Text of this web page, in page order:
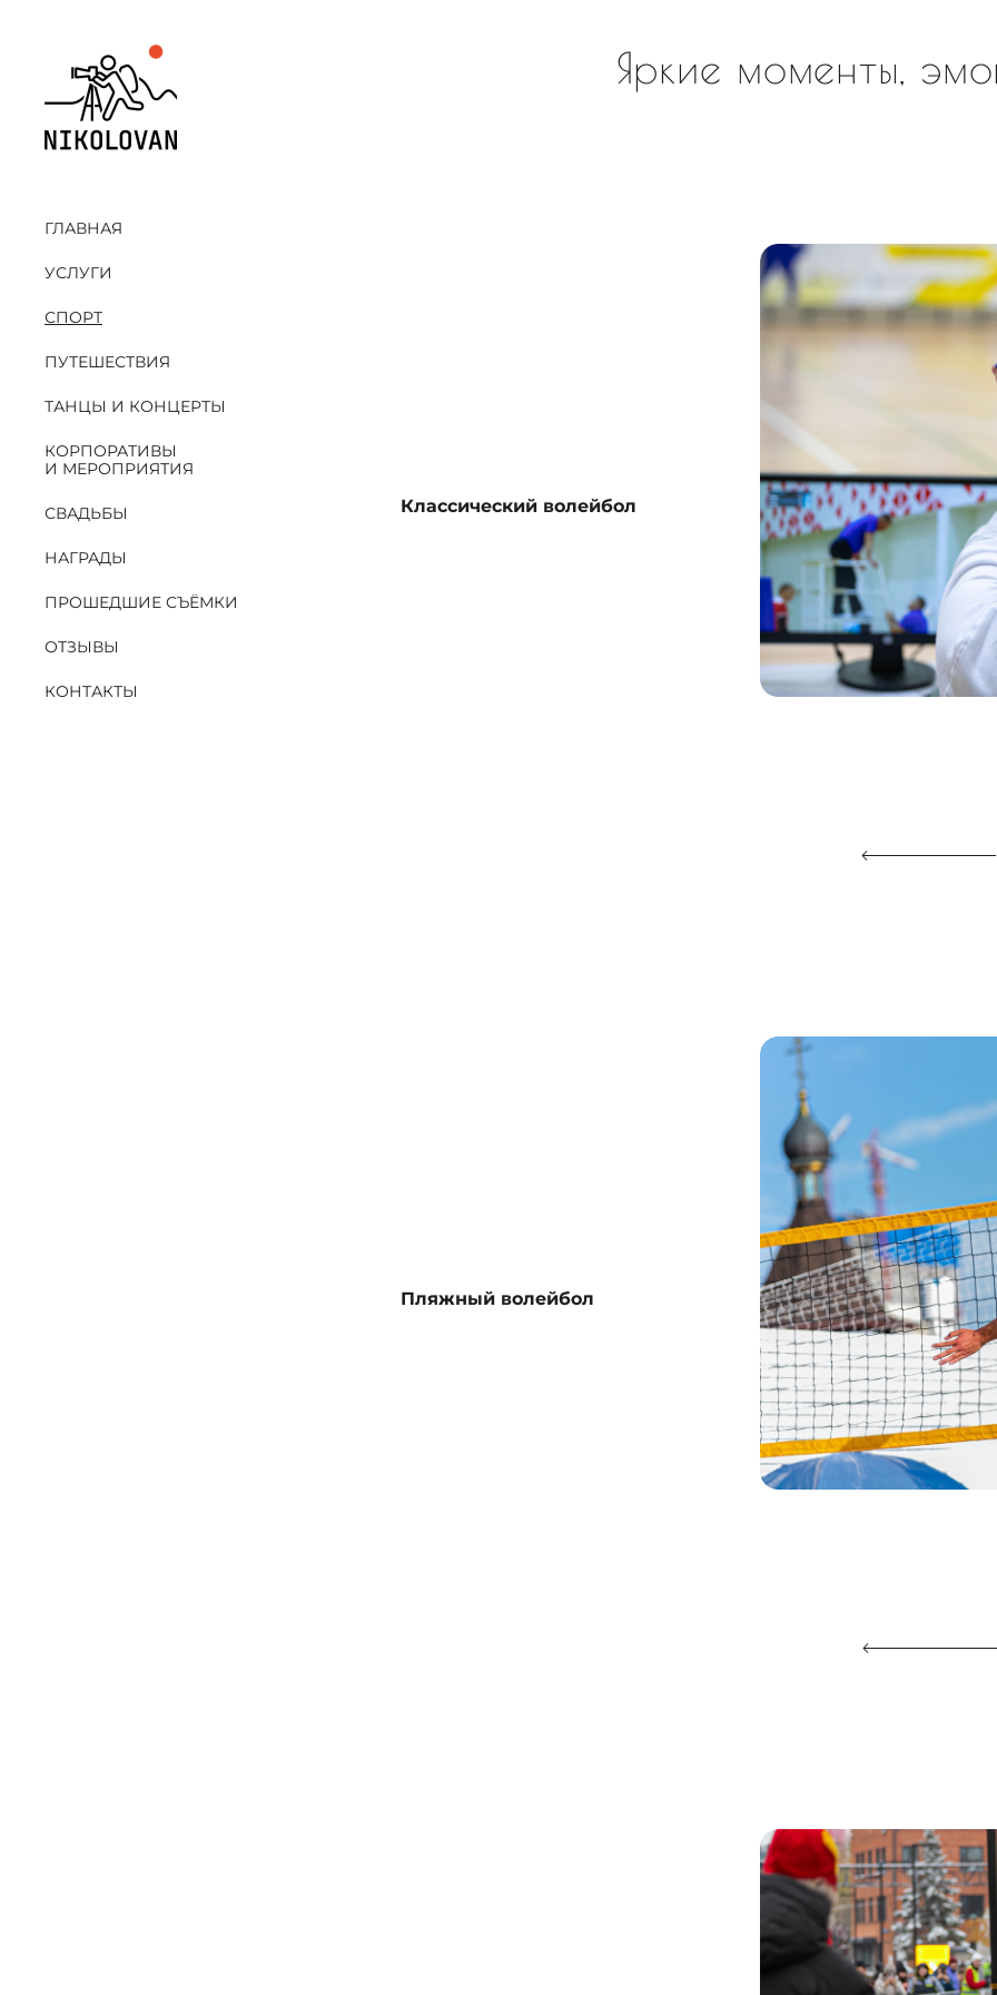
ГЛАВНАЯ
УСЛУГИ
СПОРТ
ПУТЕШЕСТВИЯ
ТАНЦЫ И КОНЦЕРТЫ
КОРПОРАТИВЫ
И МЕРОПРИЯТИЯ
СВАДЬБЫ
НАГРАДЫ
ПРОШЕДШИЕ СЪЁМКИ
ОТЗЫВЫ
КОНТАКТЫ
Яркие моменты,
Классический волейбол
Пляжный волейбол